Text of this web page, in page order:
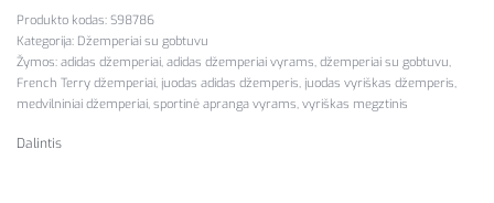
S98786
Kategorija: Džemperiai su gobtuvu
Žymos: adidas džemperiai, adidas džemperiai vyrams, džemperiai su gobtuvu,
French Terry džemperiai, juodas adidas džemperis, juodas vyriškas džemperis,
medvilniniai džemperiai, sportinė apranga vyrams, vyriškas megztinis
Dalintis